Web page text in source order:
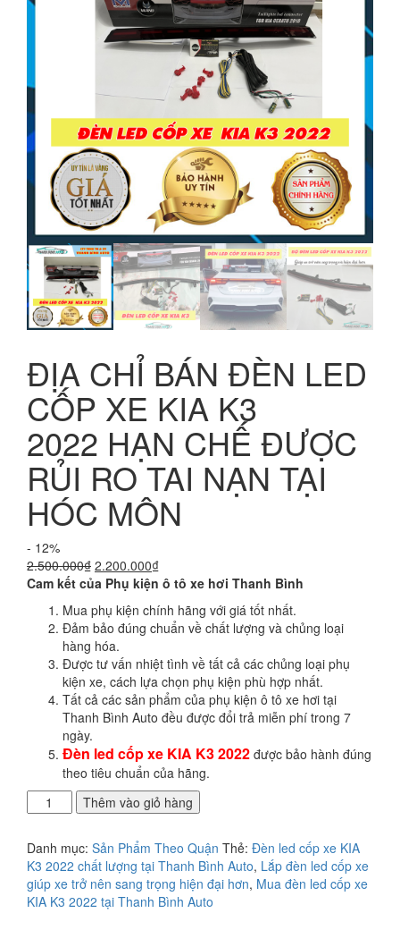
ĐỊA CHỈ BÁN ĐÈN LED
CỐP XE KIA K3
2022 HẠN CHẾ ĐƯỢC
RỦI RO TAI NẠN TẠI
HÓC MÔN
- 12%
2.500.000₫ Giá
gốc
2.500.000₫.
2.200.000₫Giá
hiện
là:
2.200.000₫.
Cam kết của Phụ kiện ô tô xe hơi Thanh Bình
Mua phụ kiện chính hãng với giá tốt nhất.
Đảm bảo đúng chuẩn về chất lượng và chủng loại
hàng hóa.
Được tư vấn nhiệt tình về tất cả các chủng loại phụ
kiện xe, cách lựa chọn phụ kiện phù hợp nhất.
Tất cả các sản phẩm của phụ kiện ô tô xe hơi tại
Thanh Bình Auto đều được đổi trả miễn phí trong 7
ngày.
Đèn led cốp xe KIA K3 2022 được bảo hành đúng
theo tiêu chuẩn của hãng.
ĐỊA
CHỈ
ĐÈN
LED
CỐP
XE
Thêm vào giỏ hàng
Danh mục: Sản Phẩm Theo Quận Thẻ: Đèn led cốp xe KIA
K3 2022 chất lượng tại Thanh Bình Auto, Lắp đèn led cốp xe
giúp xe trở nên sang trọng hiện đại hơn, Mua đèn led cốp xe
KIA K3 2022 tại Thanh Bình Auto